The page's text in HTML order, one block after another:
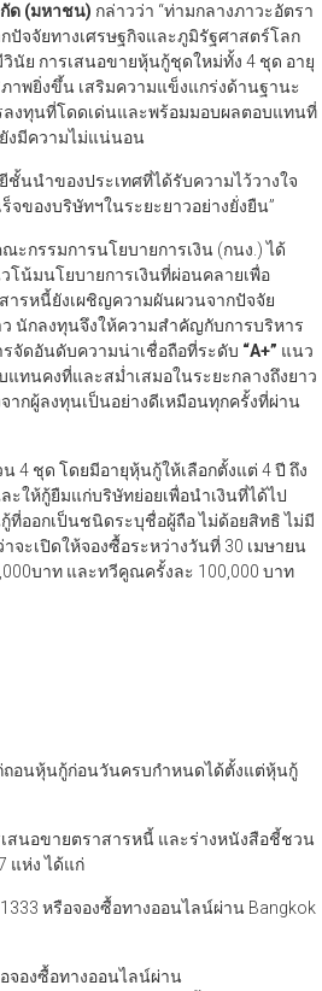
ด (มหาชน) กล่าวว่า “ท่ามกลางภาวะอัตรา
ปัจจัยทางเศรษฐกิจและภูมิรัฐศาสตร์โลก
นัย การเสนอขายหุ้นกู้ชุดใหม่ทั้ง 4 ชุด อายุ
าพยิ่งขึ้น เสริมความแข็งแกร่งด้านฐานะ
ลงทุนที่โดดเด่นและพร้อมมอบผลตอบแทนที่
งมีความไม่แน่นอน
นนำของประเทศที่ได้รับความไว้วางใจ
จของบริษัทฯในระยะยาวอย่างยั่งยืน”
ะกรรมการนโยบายการเงิน (กนง.) ได้
โน้มนโยบายการเงินที่ผ่อนคลายเพื่อ
ารหนี้ยังเผชิญความผันผวนจากปัจจัย
นักลงทุนจึงให้ความสำคัญกับการบริหาร
จัดอันดับความน่าเชื่อถือที่ระดับ “A+” แนว
ทนคงที่และสม่ำเสมอในระยะกลางถึงยาว
กผู้ลงทุนเป็นอย่างดีเหมือนทุกครั้งที่ผ่าน
4 ชุด โดยมีอายุหุ้นกู้ให้เลือกตั้งแต่ 4 ปี ถึง
ให้กู้ยืมแก่บริษัทย่อยเพื่อนำเงินที่ได้ไป
ที่ออกเป็นชนิดระบุชื่อผู้ถือ ไม่ด้อยสิทธิ ไม่มี
ะเปิดให้จองซื้อระหว่างวันที่ 30 เมษายน
บาท และทวีคูณครั้งละ 100,000 บาท
ถอนหุ้นกู้ก่อนวันครบกำหนดได้ตั้งแต่หุ้นกู้
สนอขายตราสารหนี้ และร่างหนังสือชี้ชวน
แห่ง ได้แก่
หรือจองซื้อทางออนไลน์ผ่าน Bangkok
จองซื้อทางออนไลน์ผ่าน